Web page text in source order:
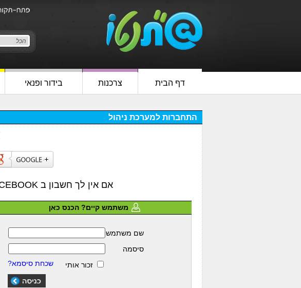
דף הבית צרכנות בידור ופנאי
התחברות למערכת ניהול
אם אין לך חשבון ב GOOGLE, FACEBOOK או TWITTER התחבר עם דוא"ל שלך
משתמש קיים? הכנס כאן
שם משתמש
סיסמה
זכור אותי
שכחת סיסמא?